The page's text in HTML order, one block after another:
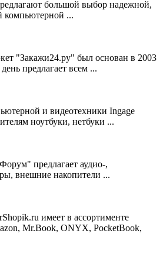
большой выбор надежной,
компьютерной ...
"Закажи24.ру" был основан в 2003
предлагает всем ...
и видеотехники Ingage
ноутбуки, нетбуки ...
предлагает аудио-,
внешние накопители ...
имеет в ассортименте
Mr.Book, ONYX, PocketBook,